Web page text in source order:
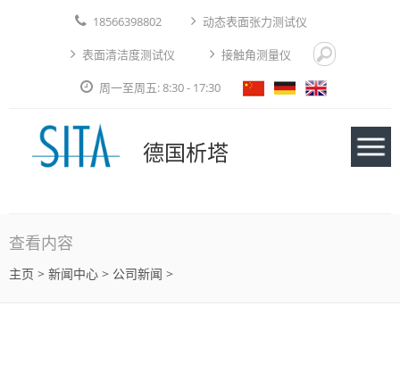
18566398802 动态表面张力测试仪
表面清洁度测试仪 接触角测量仪
周一至周五: 8:30 - 17:30
德国析塔
仪器
应用实例
查看内容
主页 > 新闻中心 > 公司新闻 >